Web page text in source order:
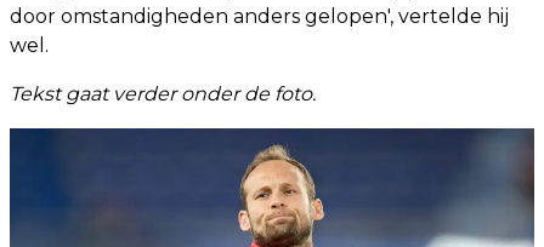
door omstandigheden anders gelopen', vertelde hij
wel.
Tekst gaat verder onder de foto.